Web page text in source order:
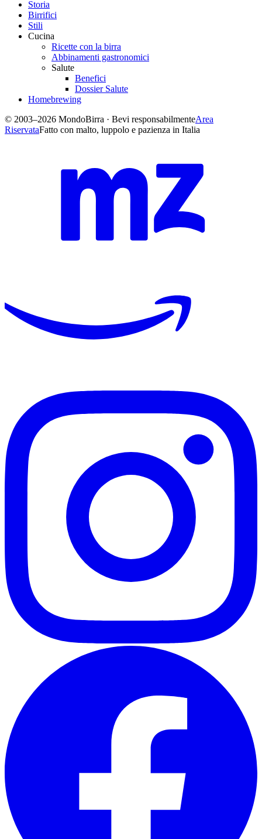
Storia
Birrifici
Stili
Cucina
Ricette con la birra
Abbinamenti gastronomici
Salute
Benefici
Dossier Salute
Homebrewing
© 2003–2026 MondoBirra · Bevi responsabilmenteArea
RiservataFatto con malto, luppolo e pazienza in Italia